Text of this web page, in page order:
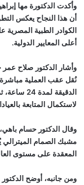
وأكدت الدكتورة مها
أن هذا النجاح يعكس
الكوادر الطبية المصرية
أعلى المعايير الدولية.
وأشار الدكتور صلاح
نُقل عقب العملية
الدقيقة
لاستكمال المتابعة
وقال الدكتور حسام
مشبك الصمام الميترالي
المعقدة على مستوى
ومن جانبه، أوضح